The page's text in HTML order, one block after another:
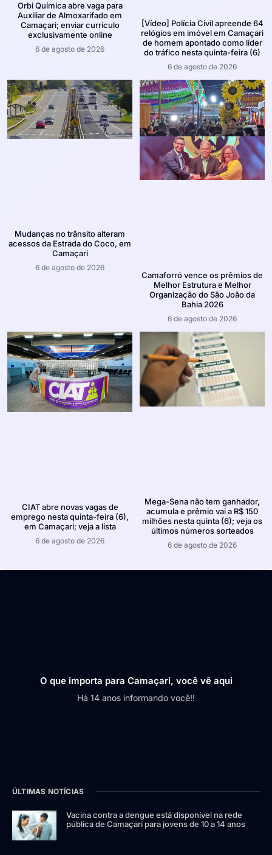
Orbi Química abre vaga para
Auxiliar de Almoxarifado em
Camaçari; enviar currículo
exclusivamente online
6 de agosto de 2026
[Vídeo] Polícia Civil apreende 64
relógios em imóvel em Camaçari
de homem apontado como líder
do tráfico nesta quinta-feira (6)
6 de agosto de 2026
Mudanças no trânsito alteram
acessos da Estrada do Coco, em
Camaçari
6 de agosto de 2026
Camaforró vence os prêmios de
Melhor Estrutura e Melhor
Organização do São João da
Bahia 2026
6 de agosto de 2026
CIAT abre novas vagas de
emprego nesta quinta-feira (6),
em Camaçari; veja a lista
6 de agosto de 2026
Mega-Sena não tem ganhador,
acumula e prêmio vai a R$ 150
milhões nesta quinta (6); veja os
últimos números sorteados
6 de agosto de 2026
O que importa para Camaçari, você vê aqui
Há 14 anos informando você!!
ÚLTIMAS NOTÍCIAS
Vacina contra a dengue está disponível na rede
pública de Camaçari para jovens de 10 a 14 anos